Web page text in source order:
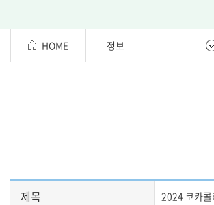
HOME 정보
제목 2024 코카콜